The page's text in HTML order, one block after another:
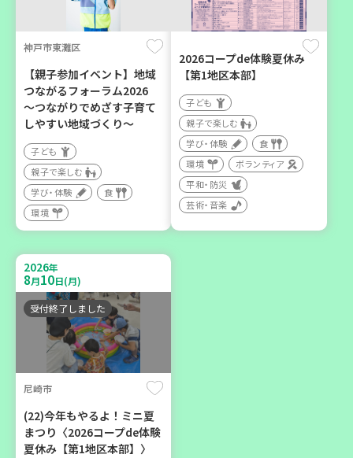
学び・体験
親子で楽しむ
学び・体験
食
2026年
10月6日(火)
西牟婁郡上富田町岩田
ん」バスで行く 産地見学＆
生産者交流会
学び・体験 食
神戸市東灘区
【親子参加イベント】地域
つながるフォーラム2026
～つながりでめざす子育て
しやすい地域づくり～
子ども
親子で楽しむ
学び・体験
食
環境
2026コープde体験夏休み
【第1地区本部】
子ども
親子で楽しむ
学び・体験
食
環境
ボランティア
平和・防災
芸術・音楽
2026年
8月10日(月)
受付終了しました
尼崎市
(22)今年もやるよ！ミニ夏
まつり〈2026コープde体験
夏休み【第1地区本部】〉